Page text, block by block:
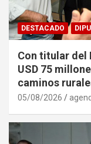
DESTACADO
Con titular del
USD 75
caminos
05/08/2026